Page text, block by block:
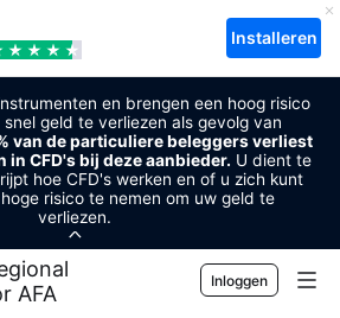
Installeren
en brengen een hoog risico
geld te verliezen als gevolg van
van de particuliere beleggers verliest
in CFD's bij deze aanbieder. U dient te
hoe CFD's werken en of u zich kunt
risico te nemen om uw geld te
verliezen.
Sponsor
AFA
Inloggen